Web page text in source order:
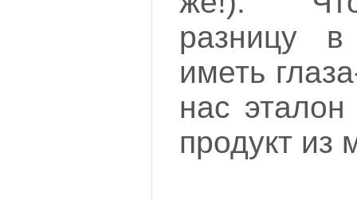
разницу
иметь
нас
продукт из